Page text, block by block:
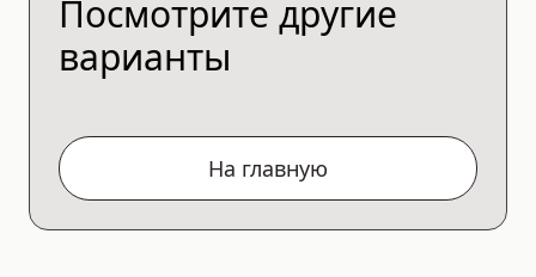
Посмотрите другие
варианты
На главную